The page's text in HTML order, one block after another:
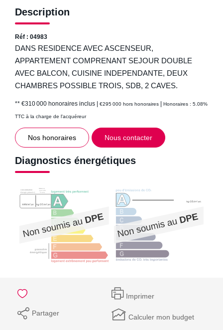
Description
Réf : 04983
DANS RESIDENCE AVEC ASCENSEUR,
APPARTEMENT COMPRENANT SEJOUR DOUBLE
AVEC BALCON, CUISINE INDEPENDANTE, DEUX
CHAMBRES POSSIBLE TROIS, SDB, 2 CAVES.
** €310 000 honoraires inclus | €295 000 hors honoraires | Honoraires : 5.08%
TTC à la charge de l'acquéreur
Nos honoraires Nous contacter
Diagnostics énergétiques
Imprimer
Partager Calculer mon budget